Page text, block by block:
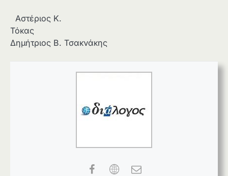
Αστέριος Κ.
Τόκας
Δημήτριος Β. Τσακνάκης